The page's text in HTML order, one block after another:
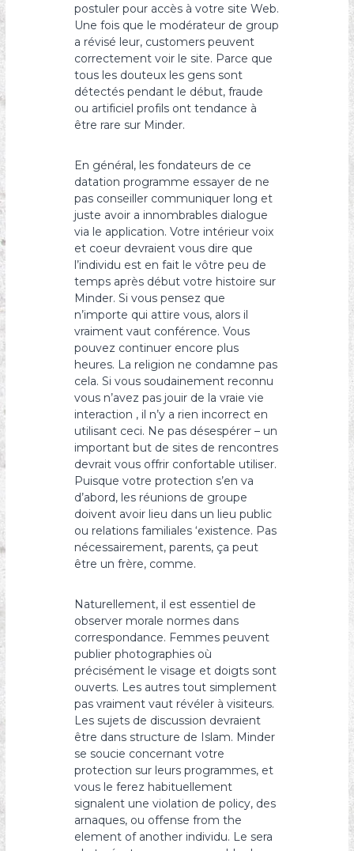
postuler pour accès à votre site Web.
Une fois que le modérateur de group
a révisé leur, customers peuvent
correctement voir le site. Parce que
tous les douteux les gens sont
détectés pendant le début, fraude
ou artificiel profils ont tendance à
être rare sur Minder.
En général, les fondateurs de ce
datation programme essayer de ne
pas conseiller communiquer long et
juste avoir a innombrables dialogue
via le application. Votre intérieur voix
et coeur devraient vous dire que
l’individu est en fait le vôtre peu de
temps après début votre histoire sur
Minder. Si vous pensez que
n’importe qui attire vous, alors il
vraiment vaut conférence. Vous
pouvez continuer encore plus
heures. La religion ne condamne pas
cela. Si vous soudainement reconnu
vous n’avez pas jouir de la vraie vie
interaction , il n’y a rien incorrect en
utilisant ceci. Ne pas désespérer – un
important but de sites de rencontres
devrait vous offrir confortable utiliser.
Puisque votre protection s’en va
d’abord, les réunions de groupe
doivent avoir lieu dans un lieu public
ou relations familiales ‘existence. Pas
nécessairement, parents, ça peut
être un frère, comme.
Naturellement, il est essentiel de
observer morale normes dans
correspondance. Femmes peuvent
publier photographies où
précisément le visage et doigts sont
ouverts. Les autres tout simplement
pas vraiment vaut révéler à visiteurs.
Les sujets de discussion devraient
être dans structure de Islam. Minder
se soucie concernant votre
protection sur leurs programmes, et
vous le ferez habituellement
signalent une violation de policy, des
arnaques, ou offense from the
element of another individu. Le sera